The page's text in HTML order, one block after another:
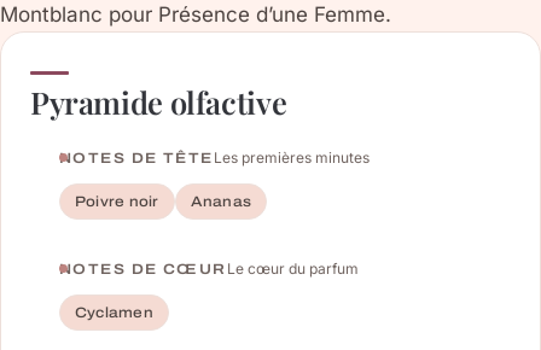
Montblanc pour Présence d’une Femme.
Pyramide olfactive
NOTES DE TÊTE Les premières minutes
Poivre noir Ananas
NOTES DE CŒUR Le cœur du parfum
Cyclamen